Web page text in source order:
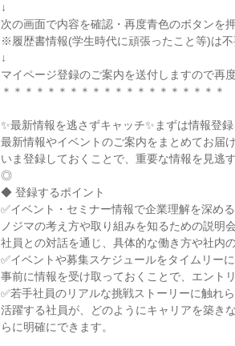
↓
次の画面で内容を確認・再度青色のボタンを
※履歴書情報(学生時代に頑張ったこと等)は不
↓
マイページ登録のご案内を送付しますので再
＊＊＊＊＊＊＊＊＊＊＊＊＊＊＊＊＊＊＊＊
✨最新情報を逃さずキャッチ✨まずは情報登録
最新情報やイベントのご案内をまとめてお届け
いま登録しておくことで、重要な情報を見逃
◎
◆ 登録するポイント
✅イベント・セミナー情報で企業理解を深める
ノジマの考え方や取り組みを知るための説明
社員との対話を通じ、具体的な働き方や社内
✅イベントや募集スケジュールをタイムリー
事前に情報を受け取っておくことで、エント
✅若手社員のリアルな挑戦ストーリーに触れ
活躍する社員が、どのようにキャリアを築き
らに明確にできます。